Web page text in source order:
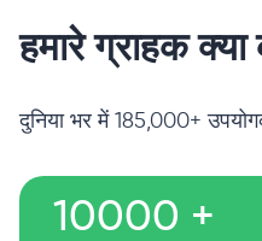
हमारे ग्राहक
दुनिया भर में 185,000+
10000 +